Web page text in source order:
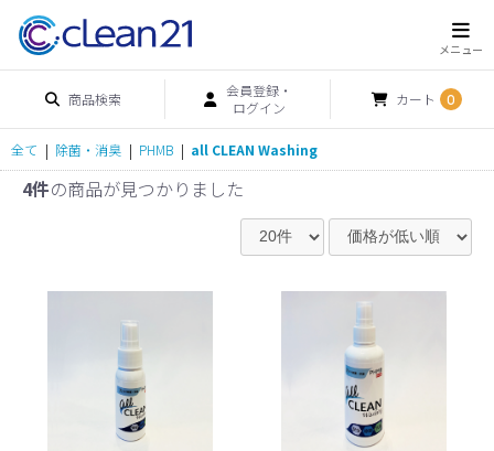
商品検索
会員登録・
ログイン
0
カート
全て | 除菌・消臭 | PHMB | all CLEAN Washing
4件の商品が見つかりました